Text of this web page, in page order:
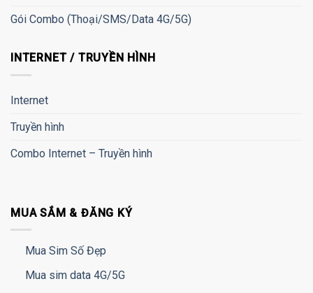
Gói Combo (Thoại/SMS/Data 4G/5G)
INTERNET / TRUYỀN HÌNH
Internet
Truyền hình
Combo Internet – Truyền hình
MUA SẮM & ĐĂNG KÝ
Mua Sim Số Đẹp
Mua sim data 4G/5G